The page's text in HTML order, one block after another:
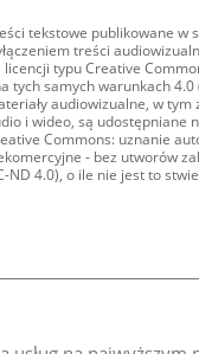
tekstowe publikowane w
treści
licencji typu Creative
tych samych warunkach 4.0
audiowizualne, w tym
i wideo, są udostępniane
Commons: uznanie
- bez utworów
ND 4.0), o ile nie jest to